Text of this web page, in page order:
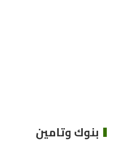
بنوك وتامين